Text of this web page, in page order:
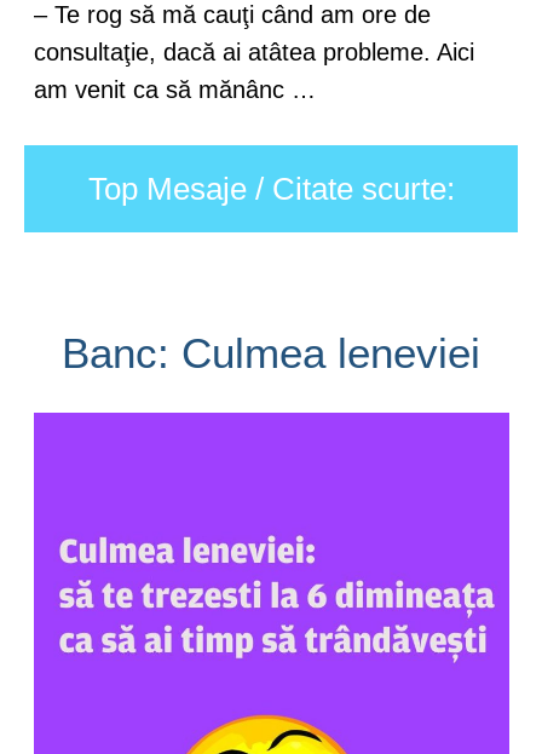
– Te rog să mă cauţi când am ore de
consultaţie, dacă ai atâtea probleme. Aici
am venit ca să mănânc …
Top Mesaje / Citate scurte:
Banc: Culmea leneviei